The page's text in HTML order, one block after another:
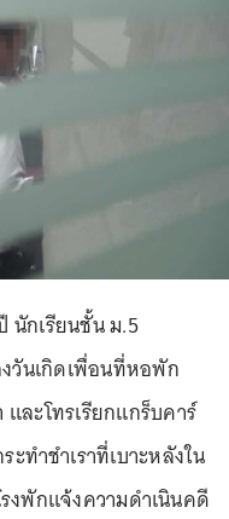
นักเรียนชั้น ม.5
วันเกิดเพื่อนที่หอพัก
ละโทรเรียกแกร็บคาร์
ำชำเราที่เบาะหลังใน
งพักแจ้งความดำเนินคดี